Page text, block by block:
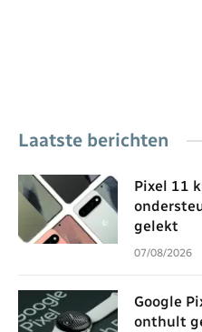
Laatste berichten
Pixel 11
gelekt
07/08/2026
Google
onthult